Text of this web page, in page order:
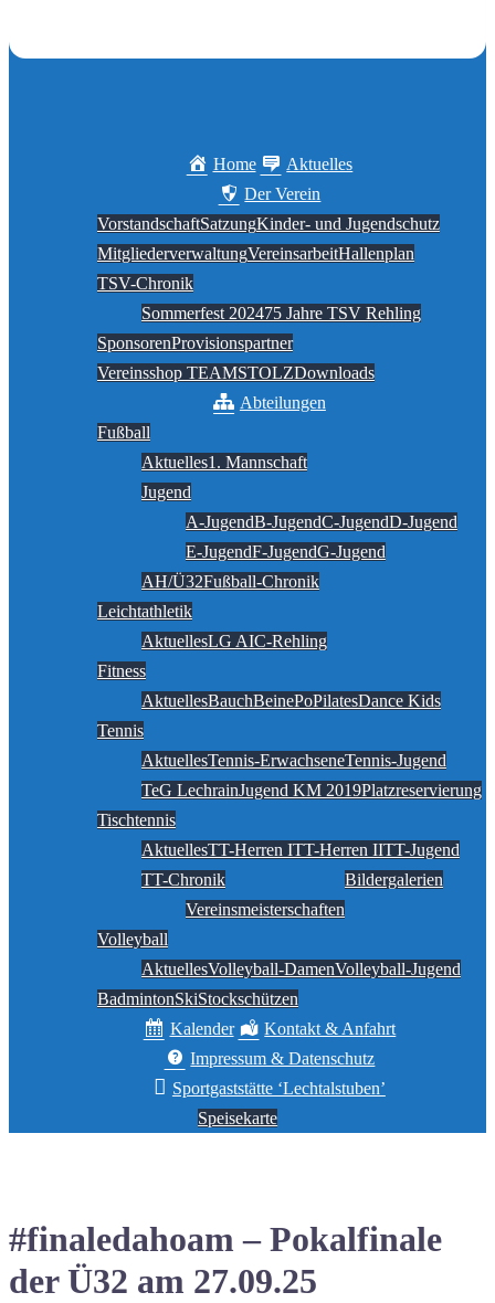
Home
Aktuelles
Der Verein
VorstandschaftSatzungKinder- und Jugendschutz
MitgliederverwaltungVereinsarbeitHallenplan
TSV-Chronik
Sommerfest 202475 Jahre TSV Rehling
SponsorenProvisionspartner
Vereinsshop TEAMSTOLZDownloads
Abteilungen
Fußball
Aktuelles1. Mannschaft
Jugend
A-JugendB-JugendC-JugendD-Jugend
E-JugendF-JugendG-Jugend
AH/Ü32Fußball-Chronik
Leichtathletik
AktuellesLG AIC-Rehling
Fitness
AktuellesBauchBeinePoPilatesDance Kids
Tennis
AktuellesTennis-ErwachseneTennis-Jugend
TeG LechrainJugend KM 2019Platzreservierung
Tischtennis
AktuellesTT-Herren ITT-Herren IITT-Jugend
TT-Chronik
Vereinsmeisterschaften
Bildergalerien
Volleyball
AktuellesVolleyball-DamenVolleyball-Jugend
BadmintonSkiStockschützen
Kalender
Kontakt & Anfahrt
Impressum & Datenschutz
Sportgaststätte ‘Lechtalstuben’
Speisekarte
#finaledahoam – Pokalfinale
der Ü32 am 27.09.25